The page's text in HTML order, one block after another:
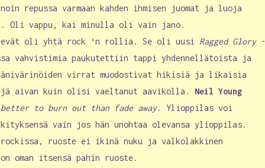
repussa varmaan kahden ihmisen juomat ja luoja
Oli vappu, kai minulla oli vain jano.
oli yhtä rock ‘n rollia. Se oli uusi Ragged Glory-
vahvistimia paukutettiin tappi yhdennellätoista ja
virrat muodostivat hikisiä ja likaisia
aivan kuin olisi vaeltanut aavikolla. Neil Young
to burn out than fade away. Ylioppilas voi
vain jos hän unohtaa olevansa ylioppilas.
rockissa, ruoste ei ikinä nuku ja valkolakkinen
oman itsensä pahin ruoste.